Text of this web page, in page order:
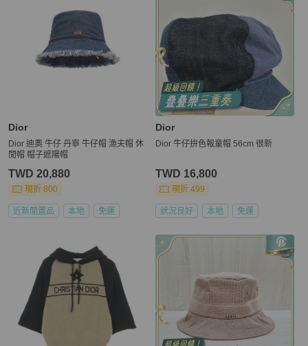
Dior
Dior 迪奧 牛仔 丹寧 牛仔帽 漁夫帽 休
閒帽 帽子遮陽帽
TWD 20,880
現折 800
近新閒置品 本地 免運
Dior
Dior 牛仔拚色報童帽 56cm 很新
TWD 16,800
現折 499
狀況良好 本地 免運